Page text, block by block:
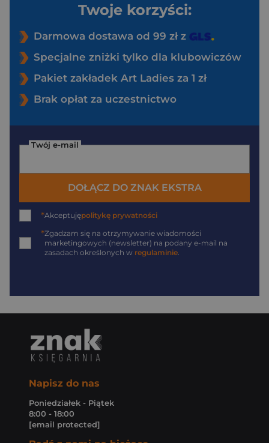
Twoje korzyści:
Darmowa dostawa od 99 zł z
Specjalne zniżki tylko dla klubowiczów
Pakiet zakładek Art Ladies za 1 zł
Brak opłat za uczestnictwo
Twój e-mail
DOŁĄCZ DO ZNAK EKSTRA
*Akceptujępolitykę prywatności
*Zgadzam się na otrzymywanie wiadomości
marketingowych (newsletter) na podany e-mail na
zasadach określonych w regulaminie.
Napisz do nas
Poniedziałek - Piątek
8:00 - 18:00
[email protected]